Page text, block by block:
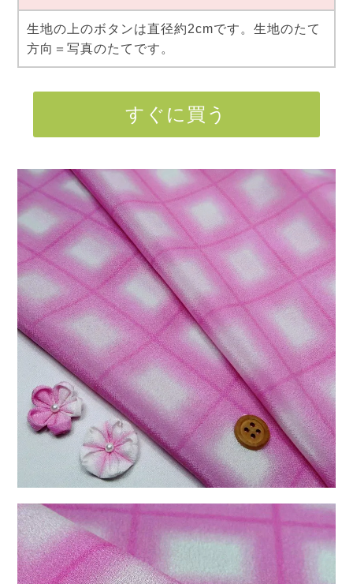
生地の上のボタンは直径約2cmです。生地のたて
方向＝写真のたてです。
すぐに買う